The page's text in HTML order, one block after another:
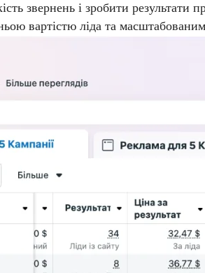
звернень і зробити результати
вартістю ліда та